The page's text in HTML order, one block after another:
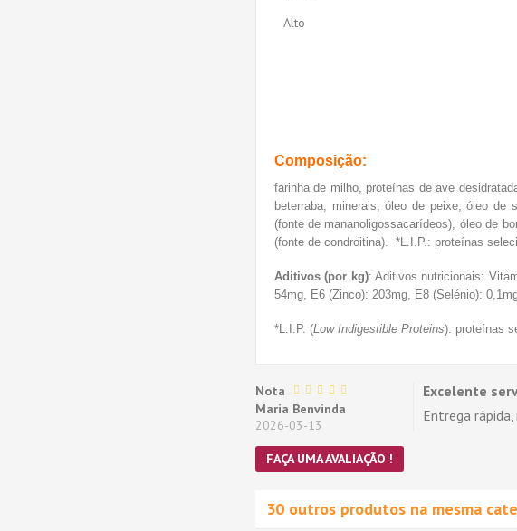
Alto
Composição:
farinha de milho, proteínas de ave
beterraba, minerais, óleo de peixe, óleo de
(fonte de mananoligossacarídeos), óleo de
(fonte de condroitina). *L.I.P.: proteínas
Aditivos (por kg): Aditivos nutricionais:
54mg, E6 (Zinco): 203mg, E8 (Selénio):
*L.I.P. (Low Indigestible Proteins): proteínas
Nota
Maria Benvinda
2026-03-13
Excelente
Entrega
FAÇA UMA AVALIAÇÃO !
30 outros produtos na mesma